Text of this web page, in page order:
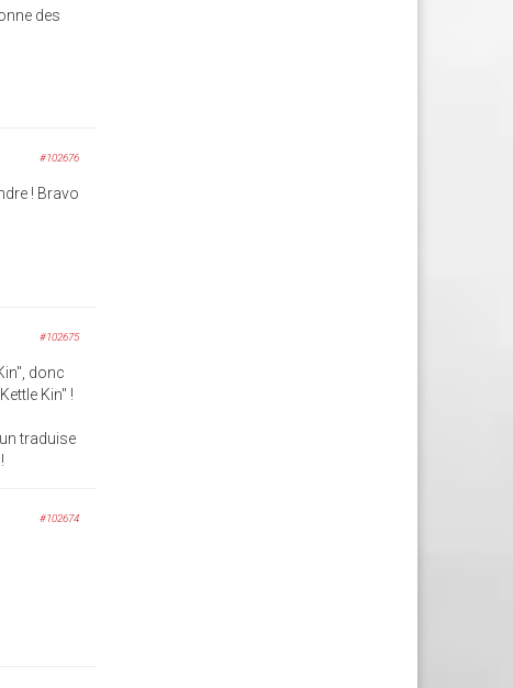
des
#102676
! Bravo
#102675
donc
Kin" !
traduise
#102674